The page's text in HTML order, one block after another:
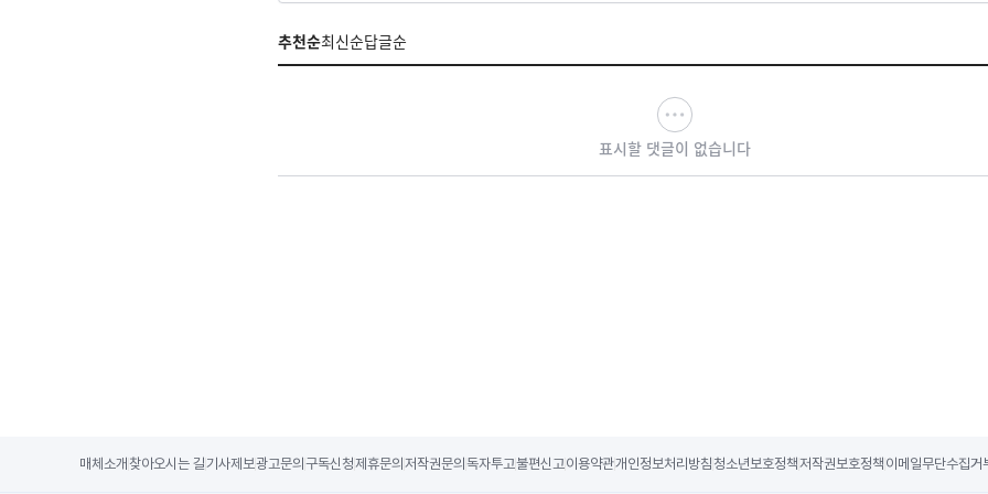
추천순최신순답글순
표시할 댓글이 없습니다
매체소개 찾아오시는 길기사제보광고문의 구독신청제휴문의 저작권문의 독자투고불편신고이용약관개인정보처리방침 청소년보호정책저작권보호정책 이메일무단수집거